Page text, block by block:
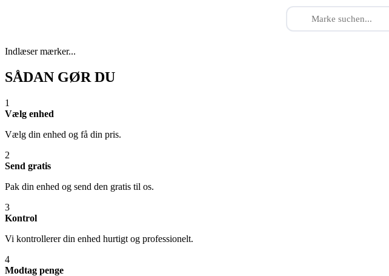
Indlæser mærker...
SÅDAN GØR DU
1
Vælg enhed
Vælg din enhed og få din pris.
2
Send gratis
Pak din enhed og send den gratis til os.
3
Kontrol
Vi kontrollerer din enhed hurtigt og professionelt.
4
Modtag penge